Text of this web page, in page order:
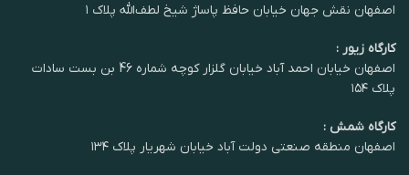
اصفهان نقش جهان خیابان حافظ پاساژ شیخ لطف‌الله پلاک ۱
کارگاه زیور :
اصفهان خیابان احمد آباد خیابان گلزار کوچه شماره 46 بن بست سادات
پلاک ۱۵۴
کارگاه شمش :
اصفهان منطقه صنعتی دولت آباد خیابان شهریار پلاک ۱۳۴